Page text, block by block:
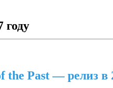
году
the Past — релиз в